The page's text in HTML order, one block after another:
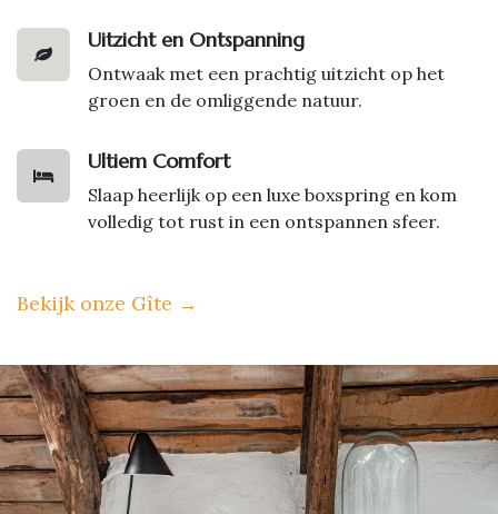
Uitzicht en Ontspanning
Ontwaak met een prachtig uitzicht op het
groen en de omliggende natuur.
Ultiem Comfort
Slaap heerlijk op een luxe boxspring en kom
volledig tot rust in een ontspannen sfeer.
Bekijk onze Gîte →